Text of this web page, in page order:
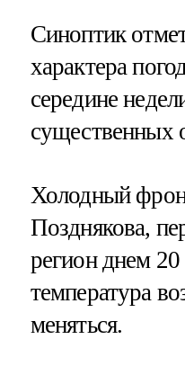
Синоптик
характера
середине
существенных
Холодный
Позднякова,
регион днем
температура
меняться.